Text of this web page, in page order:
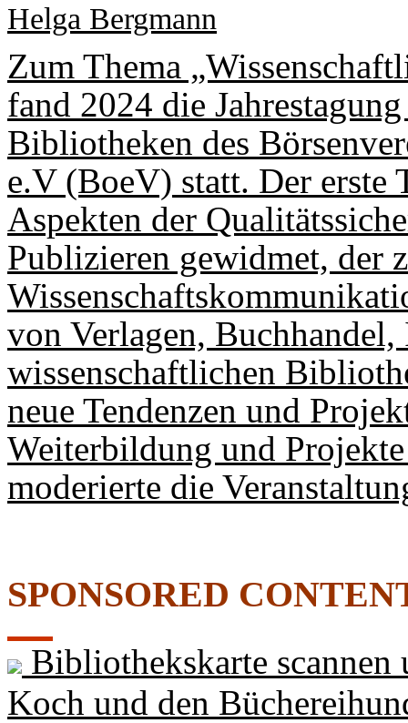
Helga Bergmann
Zum Thema
fand 2024 die
Bibliotheken des
e.V (BoeV) statt. Der erste
Aspekten der
Publizieren gewidmet, der
von Verlagen,
wissenschaftlichen
neue Tendenzen und
Weiterbildung und
moderierte die
SPONSORED
Bibliothekskarte
Koch und den